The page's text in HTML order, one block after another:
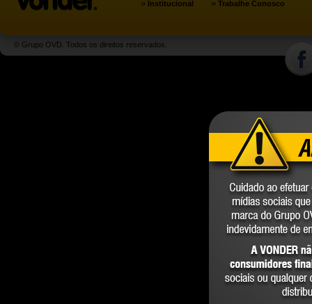
» Institucional » Trabalhe Conosco
© Grupo OVD. Todos os direitos reservados.